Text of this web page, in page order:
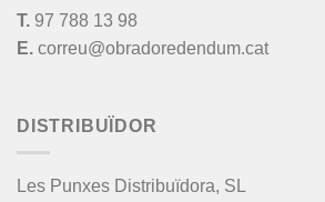
T. 97 788 13 98
E. correu@obradoredendum.cat
DISTRIBUÏDOR
Les Punxes Distribuïdora, SL